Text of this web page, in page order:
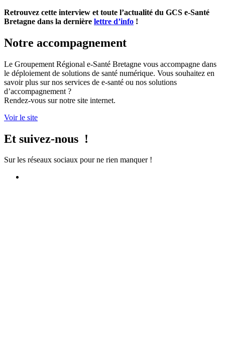
Retrouvez cette interview et toute l’actualité du GCS e-Santé
Bretagne dans la dernière lettre d’info !
Notre accompagnement
Le Groupement Régional e-Santé Bretagne vous accompagne dans
le déploiement de solutions de santé numérique. Vous souhaitez en
savoir plus sur nos services de e-santé ou nos solutions
d’accompagnement ?
Rendez-vous sur notre site internet.
Voir le site
Et suivez-nous !
Sur les réseaux sociaux pour ne rien manquer !